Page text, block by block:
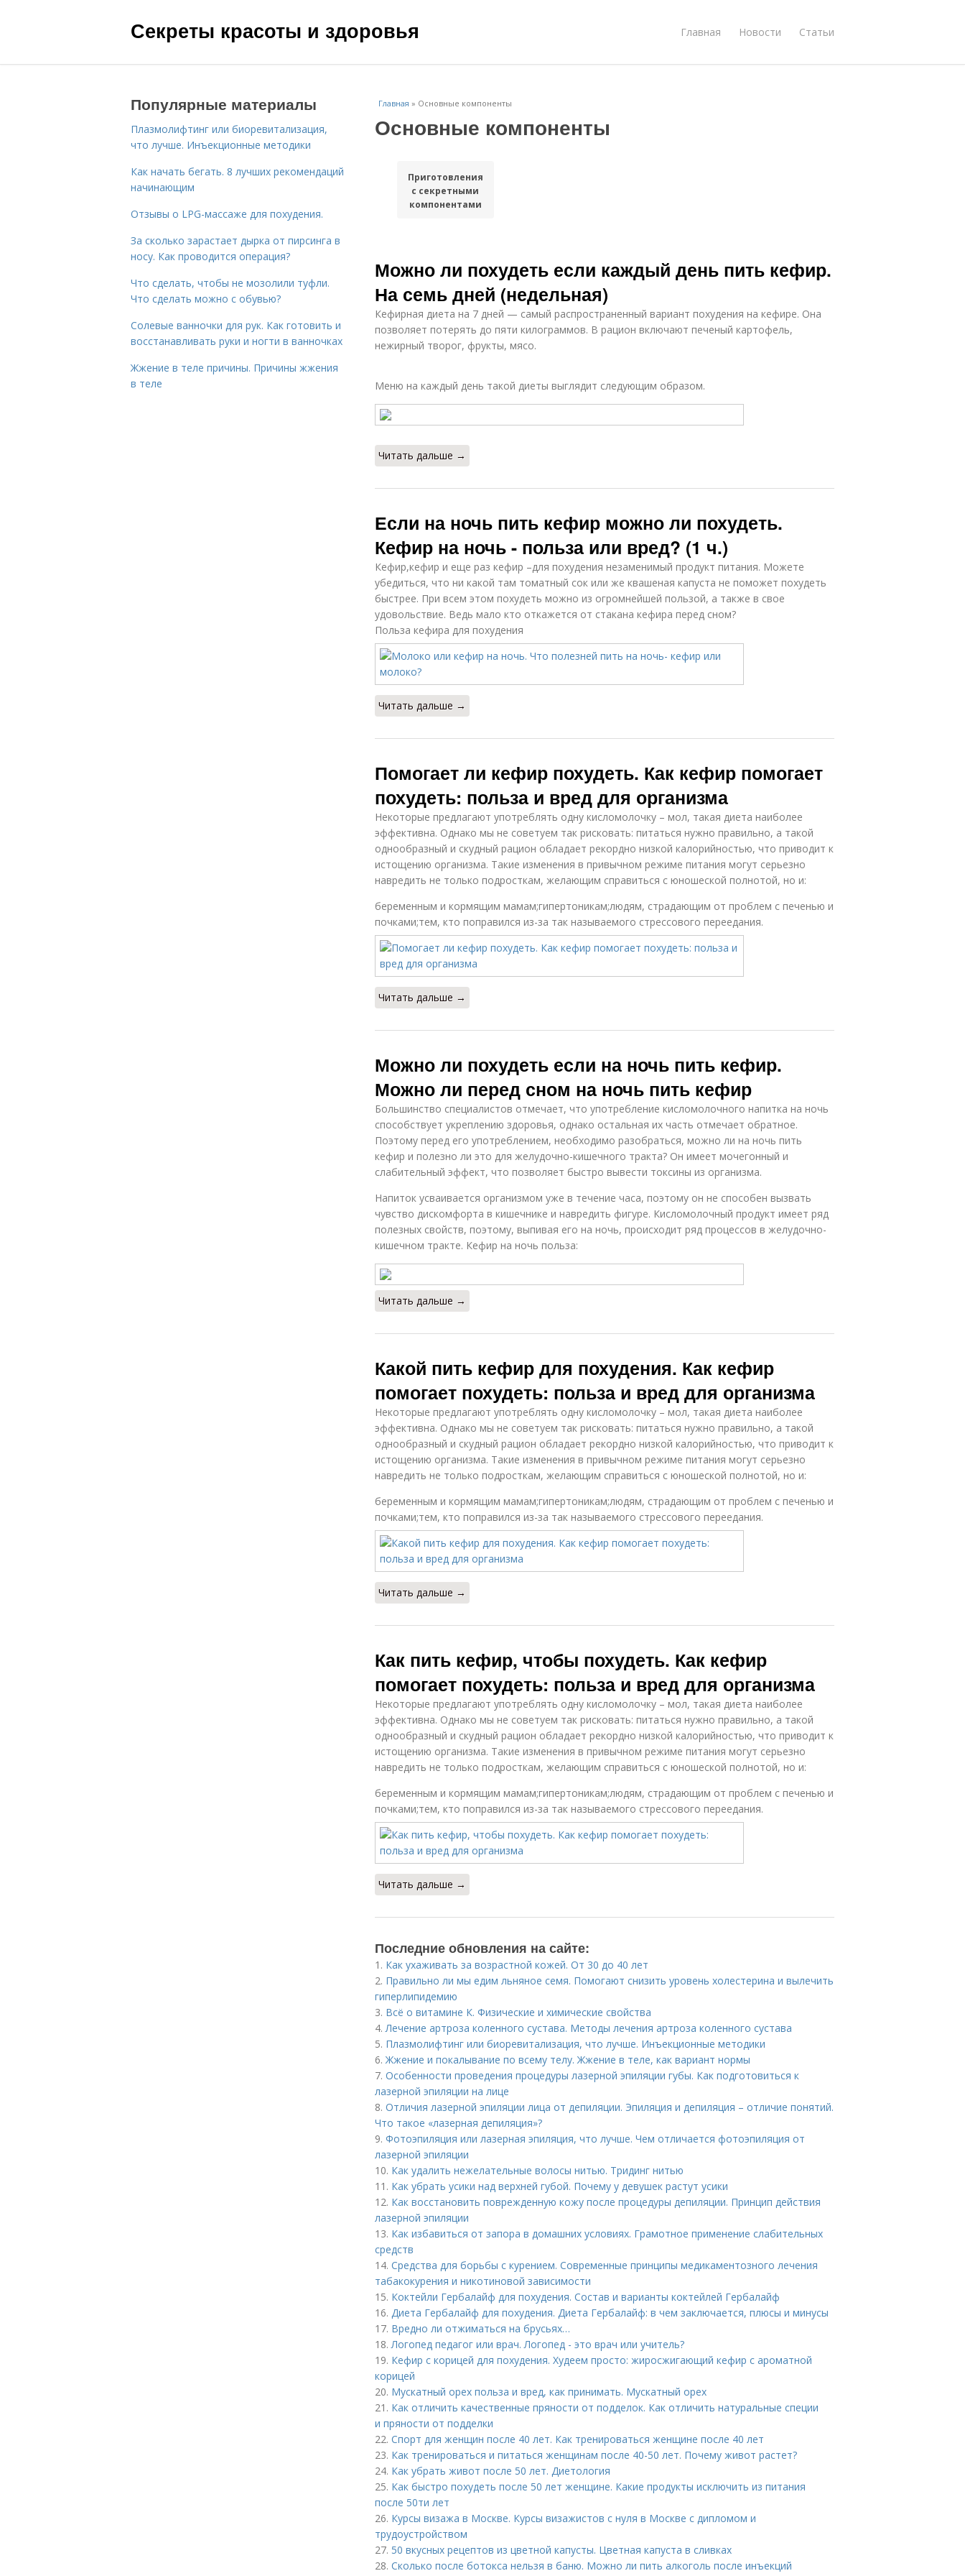
Секреты красоты и здоровья Главная Новости Статьи
Главная » Основные компоненты
Основные компоненты
Приготовления
с секретными
компонентами
Можно ли похудеть если каждый день пить кефир.
На семь дней (недельная)
Кефирная диета на 7 дней — самый распространенный вариант похудения на кефире. Она
позволяет потерять до пяти килограммов. В рацион включают печеный картофель,
нежирный творог, фрукты, мясо.
Меню на каждый день такой диеты выглядит следующим образом.
Читать дальше →
Если на ночь пить кефир можно ли похудеть.
Кефир на ночь - польза или вред? (1 ч.)
Кефир,кефир и еще раз кефир –для похудения незаменимый продукт питания. Можете
убедиться, что ни какой там томатный сок или же квашеная капуста не поможет похудеть
быстрее. При всем этом похудеть можно из огромнейшей пользой, а также в свое
удовольствие. Ведь мало кто откажется от стакана кефира перед сном?
Польза кефира для похудения
Читать дальше →
Помогает ли кефир похудеть. Как кефир помогает
похудеть: польза и вред для организма
Некоторые предлагают употреблять одну кисломолочку – мол, такая диета наиболее
эффективна. Однако мы не советуем так рисковать: питаться нужно правильно, а такой
однообразный и скудный рацион обладает рекордно низкой калорийностью, что приводит к
истощению организма. Такие изменения в привычном режиме питания могут серьезно
навредить не только подросткам, желающим справиться с юношеской полнотой, но и:
беременным и кормящим мамам;гипертоникам;людям, страдающим от проблем с печенью и
почками;тем, кто поправился из-за так называемого стрессового переедания.
Читать дальше →
Можно ли похудеть если на ночь пить кефир.
Можно ли перед сном на ночь пить кефир
Большинство специалистов отмечает, что употребление кисломолочного напитка на ночь
способствует укреплению здоровья, однако остальная их часть отмечает обратное.
Поэтому перед его употреблением, необходимо разобраться, можно ли на ночь пить
кефир и полезно ли это для желудочно-кишечного тракта? Он имеет мочегонный и
слабительный эффект, что позволяет быстро вывести токсины из организма.
Напиток усваивается организмом уже в течение часа, поэтому он не способен вызвать
чувство дискомфорта в кишечнике и навредить фигуре. Кисломолочный продукт имеет ряд
полезных свойств, поэтому, выпивая его на ночь, происходит ряд процессов в желудочно-
кишечном тракте. Кефир на ночь польза:
Читать дальше →
Какой пить кефир для похудения. Как кефир
помогает похудеть: польза и вред для организма
Некоторые предлагают употреблять одну кисломолочку – мол, такая диета наиболее
эффективна. Однако мы не советуем так рисковать: питаться нужно правильно, а такой
однообразный и скудный рацион обладает рекордно низкой калорийностью, что приводит к
истощению организма. Такие изменения в привычном режиме питания могут серьезно
навредить не только подросткам, желающим справиться с юношеской полнотой, но и:
беременным и кормящим мамам;гипертоникам;людям, страдающим от проблем с печенью и
почками;тем, кто поправился из-за так называемого стрессового переедания.
Читать дальше →
Как пить кефир, чтобы похудеть. Как кефир
помогает похудеть: польза и вред для организма
Некоторые предлагают употреблять одну кисломолочку – мол, такая диета наиболее
эффективна. Однако мы не советуем так рисковать: питаться нужно правильно, а такой
однообразный и скудный рацион обладает рекордно низкой калорийностью, что приводит к
истощению организма. Такие изменения в привычном режиме питания могут серьезно
навредить не только подросткам, желающим справиться с юношеской полнотой, но и:
беременным и кормящим мамам;гипертоникам;людям, страдающим от проблем с печенью и
почками;тем, кто поправился из-за так называемого стрессового переедания.
Читать дальше →
Последние обновления на сайте:
1. Как ухаживать за возрастной кожей. От 30 до 40 лет
2. Правильно ли мы едим льняное семя. Помогают снизить уровень холестерина и вылечить
гиперлипидемию
3. Всё о витамине К. Физические и химические свойства
4.Лечение артроза коленного сустава. Методы лечения артроза коленного сустава
5. Плазмолифтинг или биоревитализация, что лучше. Инъекционные методики
6.Жжение и покалывание по всему телу. Жжение в теле, как вариант нормы
7. Особенности проведения процедуры лазерной эпиляции губы. Как подготовиться к
лазерной эпиляции на лице
8. Отличия лазерной эпиляции лица от депиляции. Эпиляция и депиляция – отличие понятий.
Что такое «лазерная депиляция»?
9. Фотоэпиляция или лазерная эпиляция, что лучше. Чем отличается фотоэпиляция от
лазерной эпиляции
10. Как удалить нежелательные волосы нитью. Тридинг нитью
11. Как убрать усики над верхней губой. Почему у девушек растут усики
12. Как восстановить поврежденную кожу после процедуры депиляции. Принцип действия
лазерной эпиляции
13. Как избавиться от запора в домашних условиях. Грамотное применение слабительных
средств
14. Средства для борьбы с курением. Современные принципы медикаментозного лечения
табакокурения и никотиновой зависимости
15. Коктейли Гербалайф для похудения. Состав и варианты коктейлей Гербалайф
16. Диета Гербалайф для похудения. Диета Гербалайф: в чем заключается, плюсы и минусы
17. Вредно ли отжиматься на брусьях…
18.Логопед педагог или врач. Логопед - это врач или учитель?
19. Кефир с корицей для похудения. Худеем просто: жиросжигающий кефир с ароматной
корицей
20. Мускатный орех польза и вред, как принимать. Мускатный орех
21. Как отличить качественные пряности от подделок. Как отличить натуральные специи
и пряности от подделки
22. Спорт для женщин после 40 лет. Как тренироваться женщине после 40 лет
23. Как тренироваться и питаться женщинам после 40-50 лет. Почему живот растет?
24. Как убрать живот после 50 лет. Диетология
25. Как быстро похудеть после 50 лет женщине. Какие продукты исключить из питания
после 50ти лет
26. Курсы визажа в Москве. Курсы визажистов с нуля в Москве с дипломом и
трудоустройством
27. 50 вкусных рецептов из цветной капусты. Цветная капуста в сливках
28. Сколько после ботокса нельзя в баню. Можно ли пить алкоголь после инъекций
Популярные материалы
Плазмолифтинг или биоревитализация,
что лучше. Инъекционные методики
Как начать бегать. 8 лучших рекомендаций
начинающим
Отзывы о LPG-массаже для похудения.
За сколько зарастает дырка от пирсинга в
носу. Как проводится операция?
Что сделать, чтобы не мозолили туфли.
Что сделать можно с обувью?
Солевые ванночки для рук. Как готовить и
восстанавливать руки и ногти в ванночках
Жжение в теле причины. Причины жжения
в теле